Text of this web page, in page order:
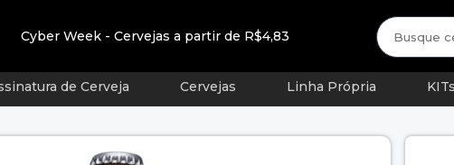
Cyber Week - Cervejas a partir de R$4,83
de Cerveja Cervejas Linha Própria KITs